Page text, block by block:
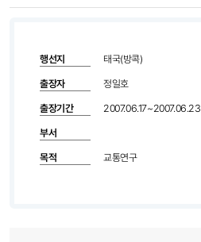
행선지 태국(방콕)
출장자 정일호
출장기간 2007.06.17~2007.06.23
부서
목적 교통연구